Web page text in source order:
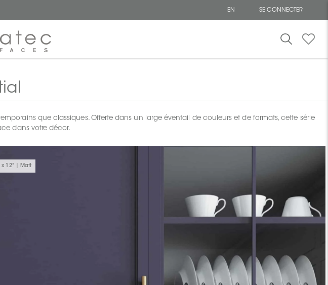
EN
SE CONNECTER
que classiques. Offerte dans un large éventail de couleurs et de formats, cette série
dans votre décor.
x 12" | Matt